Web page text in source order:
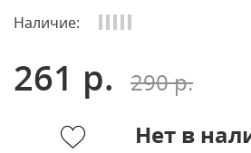
Наличие:
261 р.
290 р.
Нет в